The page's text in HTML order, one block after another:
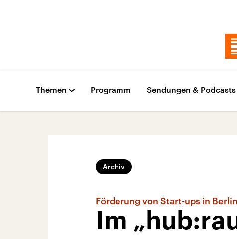
Themen Programm Sendungen & Podcasts
Archiv
Förderung von Start-ups in Berlin
Im